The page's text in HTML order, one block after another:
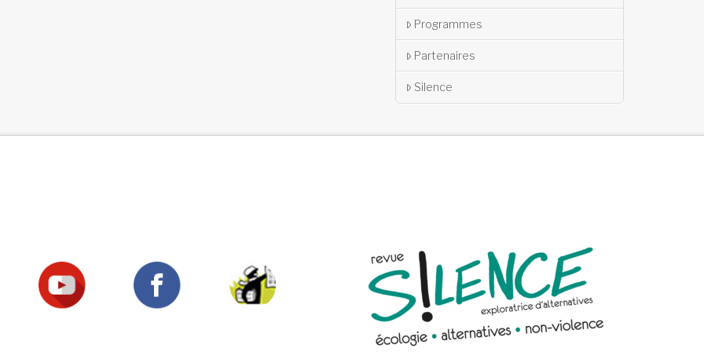
Programmes
Partenaires
Silence